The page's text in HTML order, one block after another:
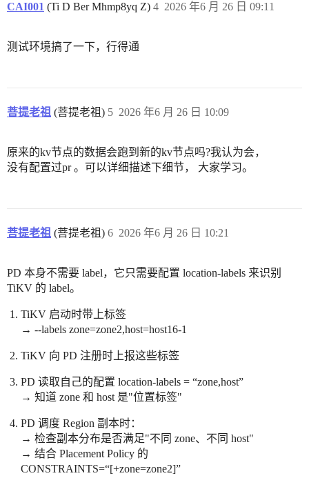
CAI001 (Ti D Ber Mhmp8yq Z) 2026 年6 月 26 日 09:11
4
测试环境搞了一下，行得通
菩提老祖 (菩提老祖) 2026 年6 月 26 日 10:09
5
原来的kv节点的数据会跑到新的kv节点吗?我认为会，
没有配置过pr 。可以详细描述下细节， 大家学习。
菩提老祖 (菩提老祖) 2026 年6 月 26 日 10:21
6
PD 本身不需要 label，它只需要配置 location-labels 来识别
TiKV 的 label。
TiKV 启动时带上标签
→ --labels zone=zone2,host=host16-1
TiKV 向 PD 注册时上报这些标签
PD 读取自己的配置 location-labels = “zone,host”
→ 知道 zone 和 host 是"位置标签"
PD 调度 Region 副本时：
→ 检查副本分布是否满足"不同 zone、不同 host"
→ 结合 Placement Policy 的
CONSTRAINTS=“[+zone=zone2]”